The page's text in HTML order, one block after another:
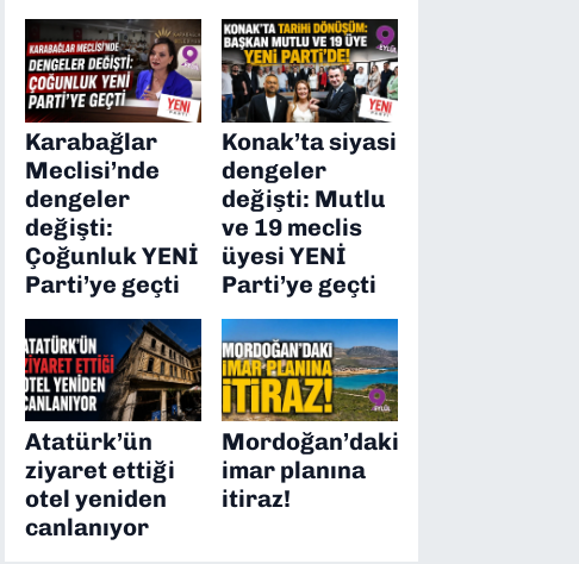
Karabağlar
Meclisi’nde
dengeler
değişti:
Çoğunluk YENİ
Parti’ye geçti
Konak’ta siyasi
dengeler
değişti: Mutlu
ve 19 meclis
üyesi YENİ
Parti’ye geçti
Atatürk’ün
ziyaret ettiği
otel yeniden
canlanıyor
Mordoğan’daki
imar planına
itiraz!